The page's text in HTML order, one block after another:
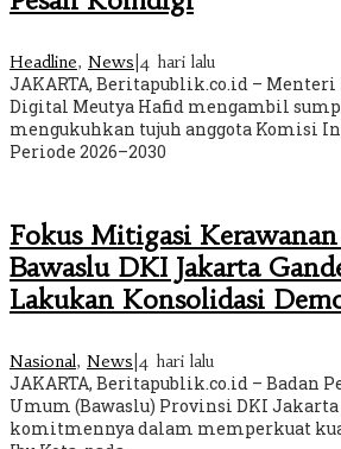
Headline, News 4 hari lalu
JAKARTA, Beritapublik.co.id –
Digital Meutya Hafid mengambil
mengukuhkan tujuh anggota Komisi
Periode 2026–2030
Fokus Mitigasi
Bawaslu DKI Jakarta
Lakukan Konsolidasi
Nasional, News 4 hari lalu
JAKARTA, Beritapublik.co.id – Badan
Umum (Bawaslu) Provinsi DKI
komitmennya dalam memperkuat